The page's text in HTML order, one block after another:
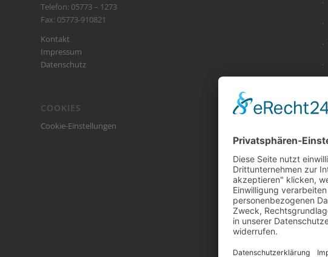
Telefon: 05773 – 1273
Fax: 05773-910821
Kontakt
Impressum
Datenschutz
COOKIES
Cookie-Einstellungen